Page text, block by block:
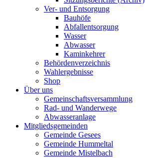
Ver- und Entsorgung
Bauhöfe
Abfallentsorgung
Wasser
Abwasser
Kaminkehrer
Behördenverzeichnis
Wahlergebnisse
Shop
Über uns
Gemeinschaftsversammlung
Rad- und Wanderwege
Abwasseranlage
Mitgliedsgemeinden
Gemeinde Gesees
Gemeinde Hummeltal
Gemeinde Mistelbach